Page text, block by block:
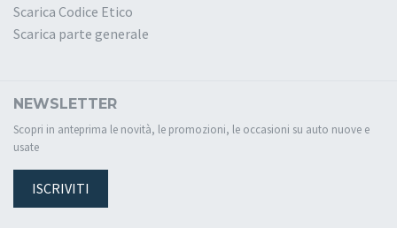
Scarica Codice Etico
Scarica parte generale
NEWSLETTER
Scopri in anteprima le novità, le promozioni, le occasioni su auto nuove e
usate
ISCRIVITI